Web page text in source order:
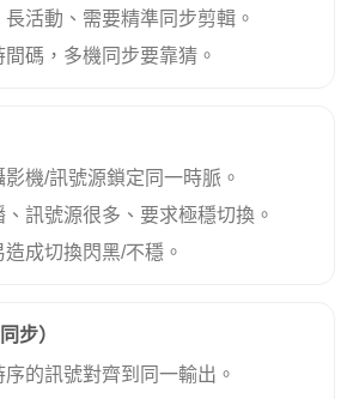
長活動、需要精準同步剪輯。
碼，多機同步要靠猜。
機/訊號源鎖定同一時脈。
、訊號源很多、要求極穩切換。
成切換閃黑/不穩。
步）
的訊號對齊到同一輸出。